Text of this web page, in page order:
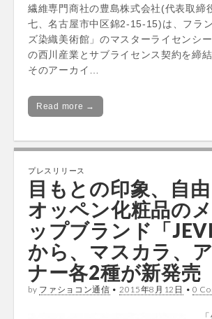
繊維専門商社の豊島株式会社(代表取締
七、名古屋市中区錦2-15-15)は、フラ
ズ染織美術館」のマスターライセンシ
の西川産業とサブライセンス契約を締
そのアーカイ…
Read more →
プレスリリース
目もとの印象、自由
オッペン化粧品の
ップブランド「
から、マスカラ、
ナー各2種が新発売
by ファショコン通信 • 2015年8月12日 • 0